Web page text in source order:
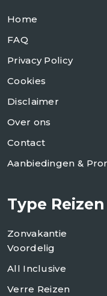
Home
FAQ
Privacy Policy
Cookies
Disclaimer
Over ons
Contact
Aanbiedingen &
Type Reizen
Zonvakantie
Voordelig
All Inclusive
Verre Reizen